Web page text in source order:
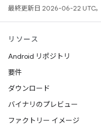
最終更新日 2026-06-22 UTC。
リソース
Android リポジトリ
要件
ダウンロード
バイナリのプレビュー
ファクトリー イメージ